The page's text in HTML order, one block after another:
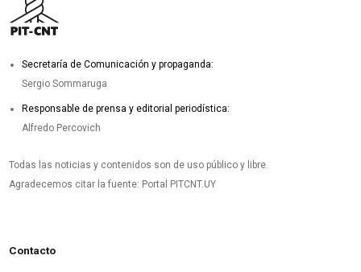
Secretaría de Comunicación y propaganda:
Sergio Sommaruga
Responsable de prensa y editorial periodística:
Alfredo Percovich
Todas las noticias y contenidos son de uso público y libre.
Agradecemos citar la fuente: Portal PITCNT.UY
Contacto